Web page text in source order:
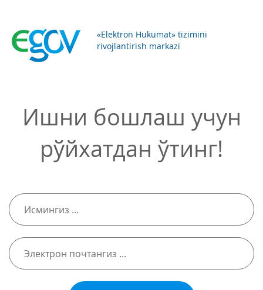
«Elektron Hukumat» tizimini
rivojlantirish markazi
Ишни бошлаш учун
рўйхатдан ўтинг!